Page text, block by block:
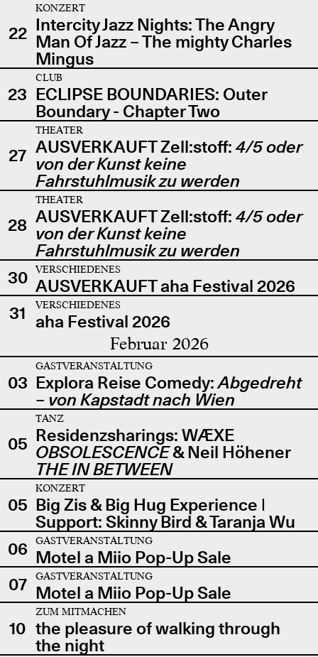
22
KONZERT
Intercity Jazz Nights: The Angry
Man Of Jazz – The mighty Charles
Mingus
23
CLUB
ECLIPSE BOUNDARIES: Outer
Boundary - Chapter Two
27
THEATER
AUSVERKAUFT Zell:stoff: 4/5 oder
von der Kunst keine
Fahrstuhlmusik zu werden
28
THEATER
AUSVERKAUFT Zell:stoff: 4/5 oder
von der Kunst keine
Fahrstuhlmusik zu werden
30
VERSCHIEDENES
AUSVERKAUFT aha Festival 2026
31
VERSCHIEDENES
aha Festival 2026
Februar 2026
03
GASTVERANSTALTUNG
Explora Reise Comedy:Abgedreht
– von Kapstadt nach Wien
05
TANZ
Residenzsharings: WÆXE
OBSOLESCENCE& Neil Höhener
THE IN BETWEEN
05
KONZERT
Big Zis & Big Hug Experience |
Support: Skinny Bird & Taranja Wu
06
GASTVERANSTALTUNG
Motel a Miio Pop-Up Sale
07
GASTVERANSTALTUNG
Motel a Miio Pop-Up Sale
10
ZUM MITMACHEN
the pleasure of walking through
the night